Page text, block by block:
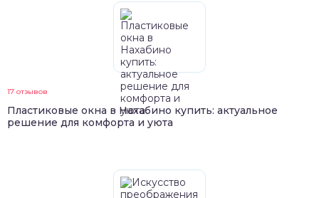
17 отзывов
Пластиковые окна в Нахабино купить: актуальное
решение для комфорта и уюта